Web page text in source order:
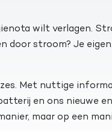
wilt verlagen.
door stroom? Je
Met nuttige
en ons nieuwe
maar op een